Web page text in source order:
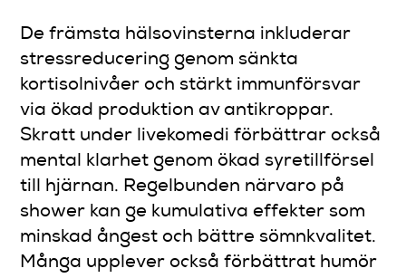
De främsta hälsovinsterna inkluderar
stressreducering genom sänkta
kortisolnivåer och stärkt immunförsvar
via ökad produktion av antikroppar.
Skratt under livekomedi förbättrar också
mental klarhet genom ökad syretillförsel
till hjärnan. Regelbunden närvaro på
shower kan ge kumulativa effekter som
minskad ångest och bättre sömnkvalitet.
Många upplever också förbättrat humör